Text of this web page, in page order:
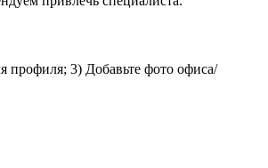
профиля; 3) Добавьте фото офиса/